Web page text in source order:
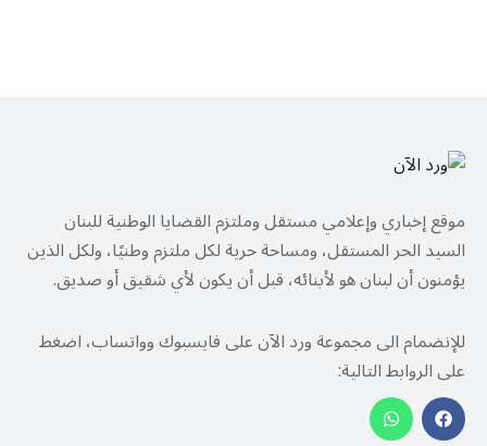
موقع إخباري وإعلامي مستقل وملتزم القضايا الوطنية للبنان
السيد الحر المستقل، ومساحة حرية لكل ملتزم وطنيًا، ولكل الذين
يؤمنون أن لبنان هو لأبنائه، قبل أن يكون لأي شقيق أو صديق.
للإنضمام الى مجموعة ورد الآن على فايسبوك وواتساب، اضغط
على الروابط التالية: